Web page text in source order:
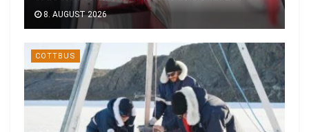
8. AUGUST 2026
COTTBUS